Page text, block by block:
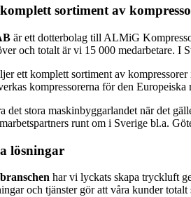
sortiment av
är ett dotterbolag till ALMiG
och totalt är vi 15 000 medarbetare. I
ett komplett sortiment av
kompressorerna för den Europeiska
det stora maskinbyggarlandet när det
runt om i Sverige bl.a.
lösningar
har vi lyckats skapa tryckluft
och tjänster gör att våra kunder